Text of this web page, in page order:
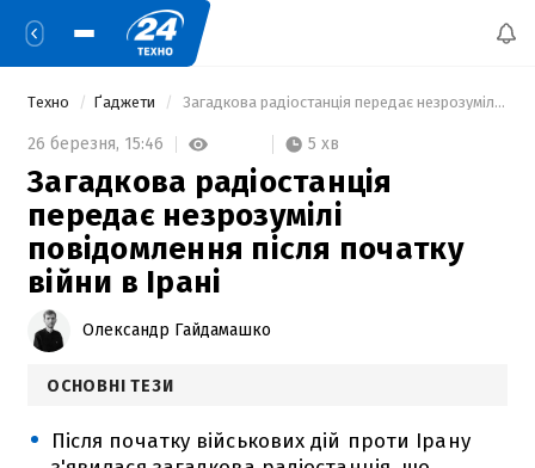
Техно Ґаджети Загадкова радіостанція передає незрозумілі повідомлення після початку війни в Ірані
26 березня, 15:46 5 хв
Загадкова радіостанція
передає незрозумілі
повідомлення після початку
війни в Ірані
Олександр Гайдамашко
ОСНОВНІ ТЕЗИ
Після початку військових дій проти Ірану